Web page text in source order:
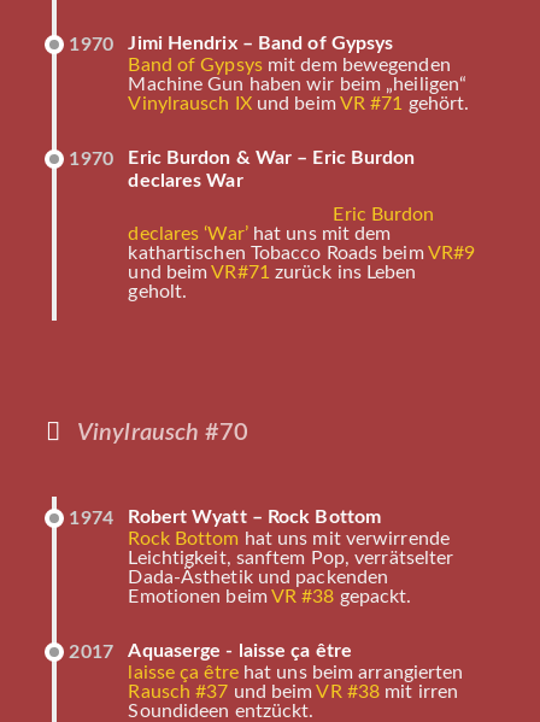
1970
Jimi Hendrix – Band of Gypsys
Band of Gypsysmit dem bewegenden
Machine Gun haben wir beim „heiligen“
Vinylrausch IXund beim VR #71 gehört.
1970
Eric Burdon & War – Eric Burdon
declares War
Eric Burdon
declares ‘War’hat uns mit dem
kathartischen Tobacco Roads beim VR#9
und beim VR#71 zurück ins Leben
geholt.
Vinylrausch #70
1974
Robert Wyatt – Rock Bottom
Rock Bottom hat uns mit verwirrende
Leichtigkeit, sanftem Pop, verrätselter
Dada-Ästhetik und packenden
Emotionen beim VR #38 gepackt.
2017
Aquaserge - laisse ça être
laisse ça êtrehat uns beim arrangierten
Rausch #37 und beimVR #38 mit irren
Soundideen entzückt.